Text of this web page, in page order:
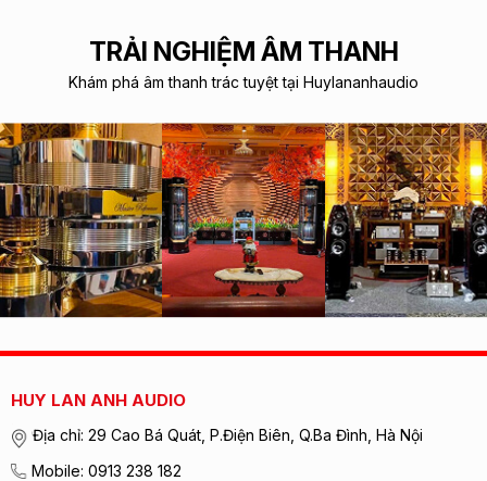
TRẢI NGHIỆM ÂM THANH
Khám phá âm thanh trác tuyệt tại Huylananhaudio
HUY LAN ANH AUDIO
Địa chỉ: 29 Cao Bá Quát, P.Điện Biên, Q.Ba Đình, Hà Nội
Mobile: 0913 238 182